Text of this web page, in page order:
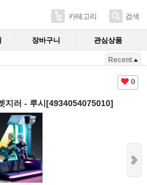
카테고리 검색
장바구니 관심상품
Recent
0
지러 - 루시[4934054075010]